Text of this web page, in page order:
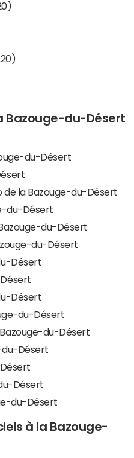
Bazouge-du-Désert
du-Désert
la Bazouge-du-Désert
du-Désert
du-Désert
du-Désert
Désert
Désert
du-Désert
du-Désert
du-Désert
Désert
du-Désert
à la Bazouge-